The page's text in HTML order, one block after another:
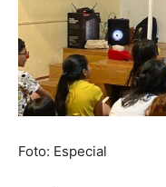
Foto: Especial